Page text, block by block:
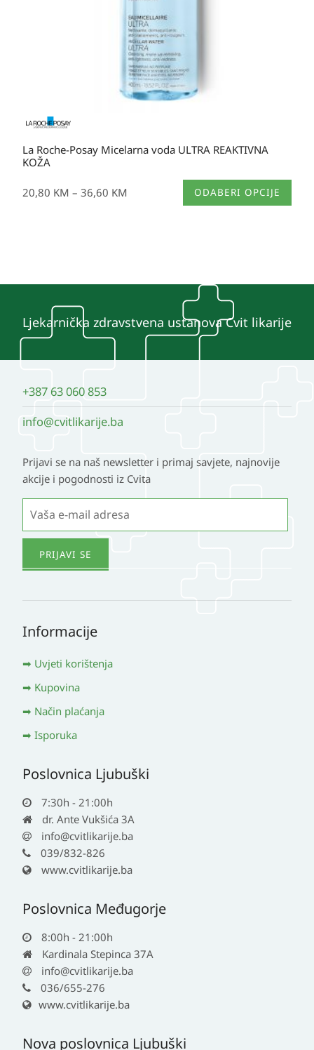
La Roche-Posay Micelarna voda ULTRA REAKTIVNA
KOŽA
20,80 KM – 36,60 KM ODABERI OPCIJE
Ovaj
proizvod
se
mogu
odabrati
Ljekarnička zdravstvena ustanova Cvit likarije
+387 63 060 853
info@cvitlikarije.ba
Prijavi se na naš newsletter i primaj savjete, najnovije
akcije i pogodnosti iz Cvita
Informacije
Uvjeti korištenja
Kupovina
Način plaćanja
Isporuka
Poslovnica Ljubuški
7:30h - 21:00h
dr. Ante Vukšića 3A
info@cvitlikarije.ba
039/832-826
www.cvitlikarije.ba
Poslovnica Međugorje
8:00h - 21:00h
Kardinala Stepinca 37A
info@cvitlikarije.ba
036/655-276
www.cvitlikarije.ba
Nova poslovnica Ljubuški